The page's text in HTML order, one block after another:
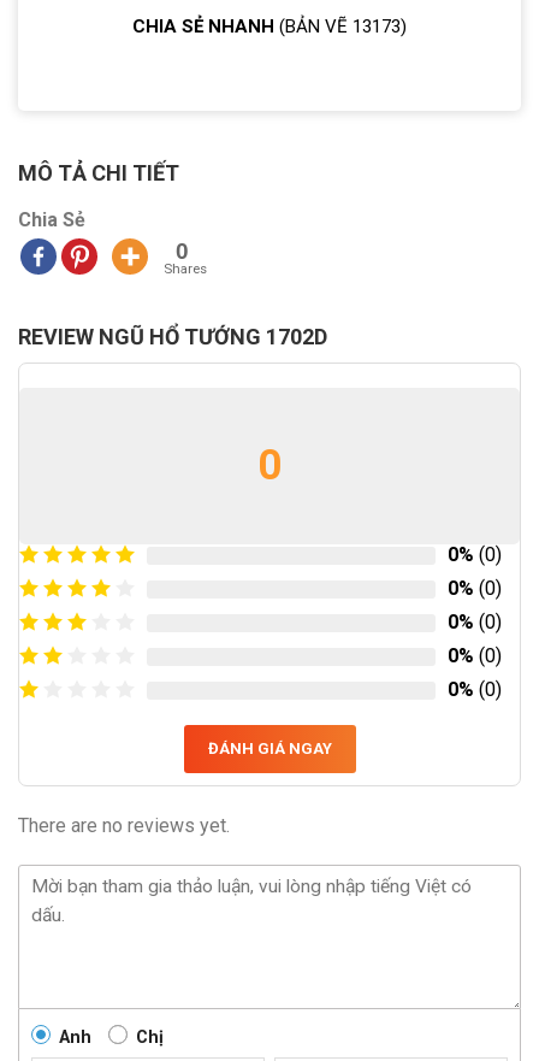
CHIA SẺ NHANH (BẢN VẼ 13173)
MÔ TẢ CHI TIẾT
Chia Sẻ
0
Shares
REVIEW NGŨ HỔ TƯỚNG 1702D
0
0% (0)
0% (0)
0% (0)
0% (0)
0% (0)
ĐÁNH GIÁ NGAY
There are no reviews yet.
Anh Chị